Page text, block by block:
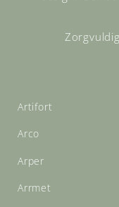
Artifort
Arco
Arper
Arrmet